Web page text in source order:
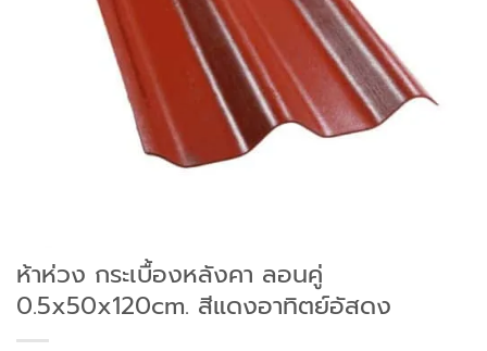
ห้าห่วง กระเบื้องหลังคา ลอนคู่
0.5x50x120cm. สีแดงอาทิตย์อัสดง